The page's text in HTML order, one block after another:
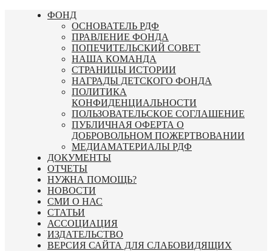
Перейти
ФОНД
ОСНОВАТЕЛЬ РДФ
ПРАВЛЕНИЕ ФОНДА
ПОПЕЧИТЕЛЬСКИЙ СОВЕТ
НАША КОМАНДА
СТРАНИЦЫ ИСТОРИИ
НАГРАДЫ ДЕТСКОГО ФОНДА
ПОЛИТИКА
КОНФИДЕНЦИАЛЬНОСТИ
ПОЛЬЗОВАТЕЛЬСКОЕ СОГЛАШЕНИЕ
ПУБЛИЧНАЯ ОФЕРТА О
ДОБРОВОЛЬНОМ ПОЖЕРТВОВАНИИ
МЕДИАМАТЕРИАЛЫ РДФ
ДОКУМЕНТЫ
ОТЧЕТЫ
НУЖНА ПОМОЩЬ?
НОВОСТИ
СМИ О НАС
СТАТЬИ
АССОЦИАЦИЯ
ИЗДАТЕЛЬСТВО
ВЕРСИЯ САЙТА ДЛЯ СЛАБОВИДЯЩИХ